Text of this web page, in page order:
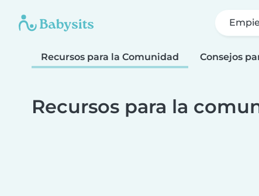
Recursos para la Comunidad Consejos
Recursos para la